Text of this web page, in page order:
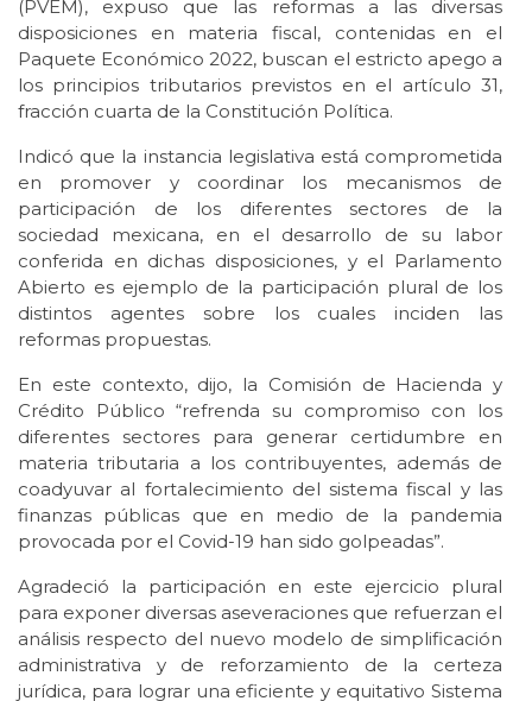
(PVEM), expuso que las reformas a las diversas
disposiciones en materia fiscal, contenidas en el
Paquete Económico 2022, buscan el estricto apego a
los principios tributarios previstos en el artículo 31,
fracción cuarta de la Constitución Política.
Indicó que la instancia legislativa está comprometida
en promover y coordinar los mecanismos de
participación de los diferentes sectores de la
sociedad mexicana, en el desarrollo de su labor
conferida en dichas disposiciones, y el Parlamento
Abierto es ejemplo de la participación plural de los
distintos agentes sobre los cuales inciden las
reformas propuestas.
En este contexto, dijo, la Comisión de Hacienda y
Crédito Público “refrenda su compromiso con los
diferentes sectores para generar certidumbre en
materia tributaria a los contribuyentes, además de
coadyuvar al fortalecimiento del sistema fiscal y las
finanzas públicas que en medio de la pandemia
provocada por el Covid-19 han sido golpeadas”.
Agradeció la participación en este ejercicio plural
para exponer diversas aseveraciones que refuerzan el
análisis respecto del nuevo modelo de simplificación
administrativa y de reforzamiento de la certeza
jurídica, para lograr una eficiente y equitativo Sistema